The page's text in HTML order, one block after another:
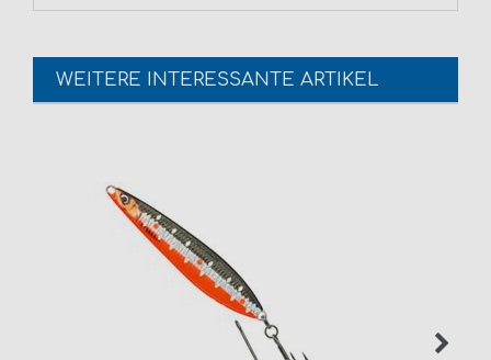
WEITERE INTERESSANTE ARTIKEL